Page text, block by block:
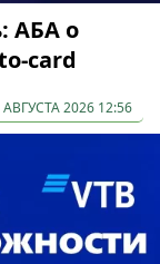
АБА о
card
АВГУСТА 2026 12:56